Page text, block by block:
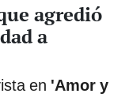
agredió
a
en 'Amor y